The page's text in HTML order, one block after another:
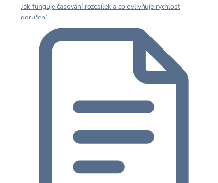
Jak funguje časování rozesílek a co ovlivňuje rychlost
doručení